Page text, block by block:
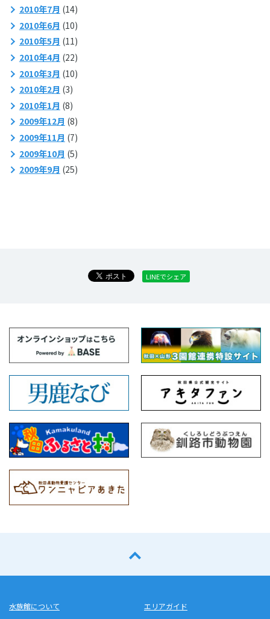
2010年7月 (14)
2010年6月 (10)
2010年5月 (11)
2010年4月 (22)
2010年3月 (10)
2010年2月 (3)
2010年1月 (8)
2009年12月 (8)
2009年11月 (7)
2009年10月 (5)
2009年9月 (25)
LINEでシェア
水族館について
エリアガイド